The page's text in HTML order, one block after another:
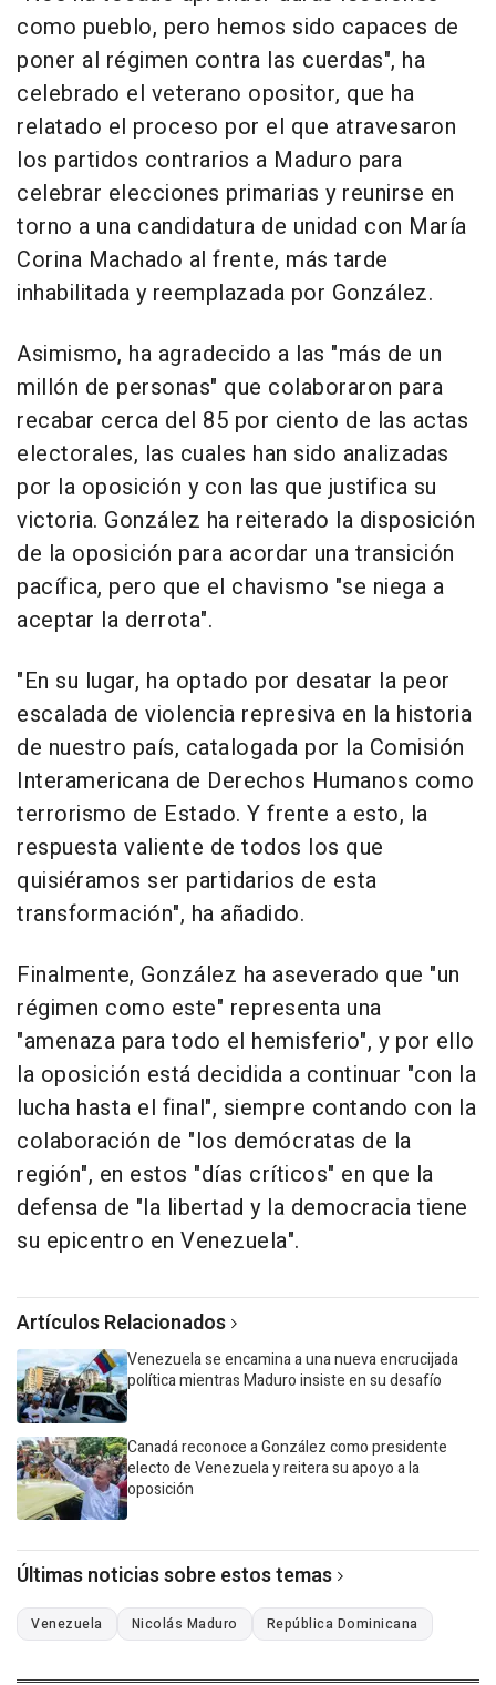
como pueblo, pero hemos sido capaces de
poner al régimen contra las cuerdas", ha
celebrado el veterano opositor, que ha
relatado el proceso por el que atravesaron
los partidos contrarios a Maduro para
celebrar elecciones primarias y reunirse en
torno a una candidatura de unidad con María
Corina Machado al frente, más tarde
inhabilitada y reemplazada por González.
Asimismo, ha agradecido a las "más de un
millón de personas" que colaboraron para
recabar cerca del 85 por ciento de las actas
electorales, las cuales han sido analizadas
por la oposición y con las que justifica su
victoria. González ha reiterado la disposición
de la oposición para acordar una transición
pacífica, pero que el chavismo "se niega a
aceptar la derrota".
"En su lugar, ha optado por desatar la peor
escalada de violencia represiva en la historia
de nuestro país, catalogada por la Comisión
Interamericana de Derechos Humanos como
terrorismo de Estado. Y frente a esto, la
respuesta valiente de todos los que
quisiéramos ser partidarios de esta
transformación", ha añadido.
Finalmente, González ha aseverado que "un
régimen como este" representa una
"amenaza para todo el hemisferio", y por ello
la oposición está decidida a continuar "con la
lucha hasta el final", siempre contando con la
colaboración de "los demócratas de la
región", en estos "días críticos" en que la
defensa de "la libertad y la democracia tiene
su epicentro en Venezuela".
Artículos Relacionados
Venezuela se encamina a una nueva encrucijada
política mientras Maduro insiste en su desafío
Canadá reconoce a González como presidente
electo de Venezuela y reitera su apoyo a la
oposición
Últimas noticias sobre estos temas
Venezuela Nicolás Maduro República Dominicana